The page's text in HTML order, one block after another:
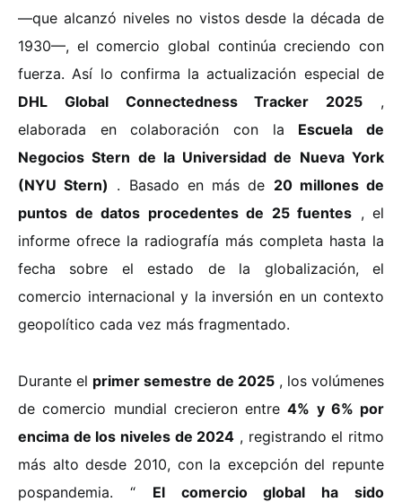
—que alcanzó niveles no vistos desde la década de
1930—, el comercio global continúa creciendo con
fuerza. Así lo confirma la actualización especial de
DHL Global Connectedness Tracker 2025 ,
elaborada en colaboración con la Escuela de
Negocios Stern de la Universidad de Nueva York
(NYU Stern) . Basado en más de 20 millones de
puntos de datos procedentes de 25 fuentes , el
informe ofrece la radiografía más completa hasta la
fecha sobre el estado de la globalización, el
comercio internacional y la inversión en un contexto
geopolítico cada vez más fragmentado.
Durante el primer semestre de 2025, los volúmenes
de comercio mundial crecieron entre4% y 6% por
encima de los niveles de 2024 , registrando el ritmo
más alto desde 2010, con la excepción del repunte
pospandemia. “ El comercio global ha sido